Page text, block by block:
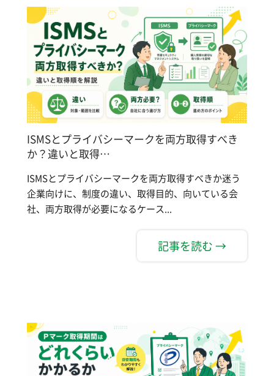
ISMSとプライバシーマークを両方取得すべき
か？違いと取得…
ISMSとプライバシーマークを両方取得すべきか迷う
企業向けに、制度の違い、取得目的、向いている会
社、両方取得が必要になるケース...
記事を読む →